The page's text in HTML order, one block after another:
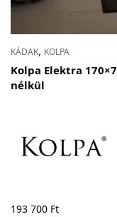
KÁDAK, KOLPA
Kolpa Elektra
nélkül
193 700 Ft